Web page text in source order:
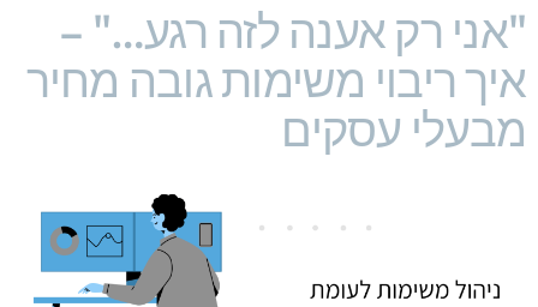
"אני רק אענה לזה רגע…" –
איך ריבוי משימות גובה מחיר
מבעלי עסקים​